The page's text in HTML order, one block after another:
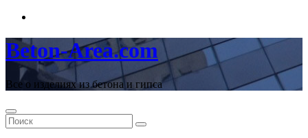
Перейти
содержимому
Beton-Area.com
Все о изделиях из бетона и гипса